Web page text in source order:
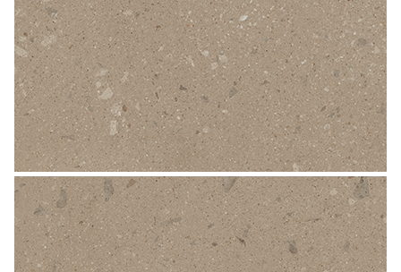
сна
Кровати
Матрасы
Товары для сна
Кухонные
гарнитуры
Лепнина
Напольные
покрытия
Обои
Плитка
Спецобувь
Спецодежда
Средства
индивидуальной
защиты